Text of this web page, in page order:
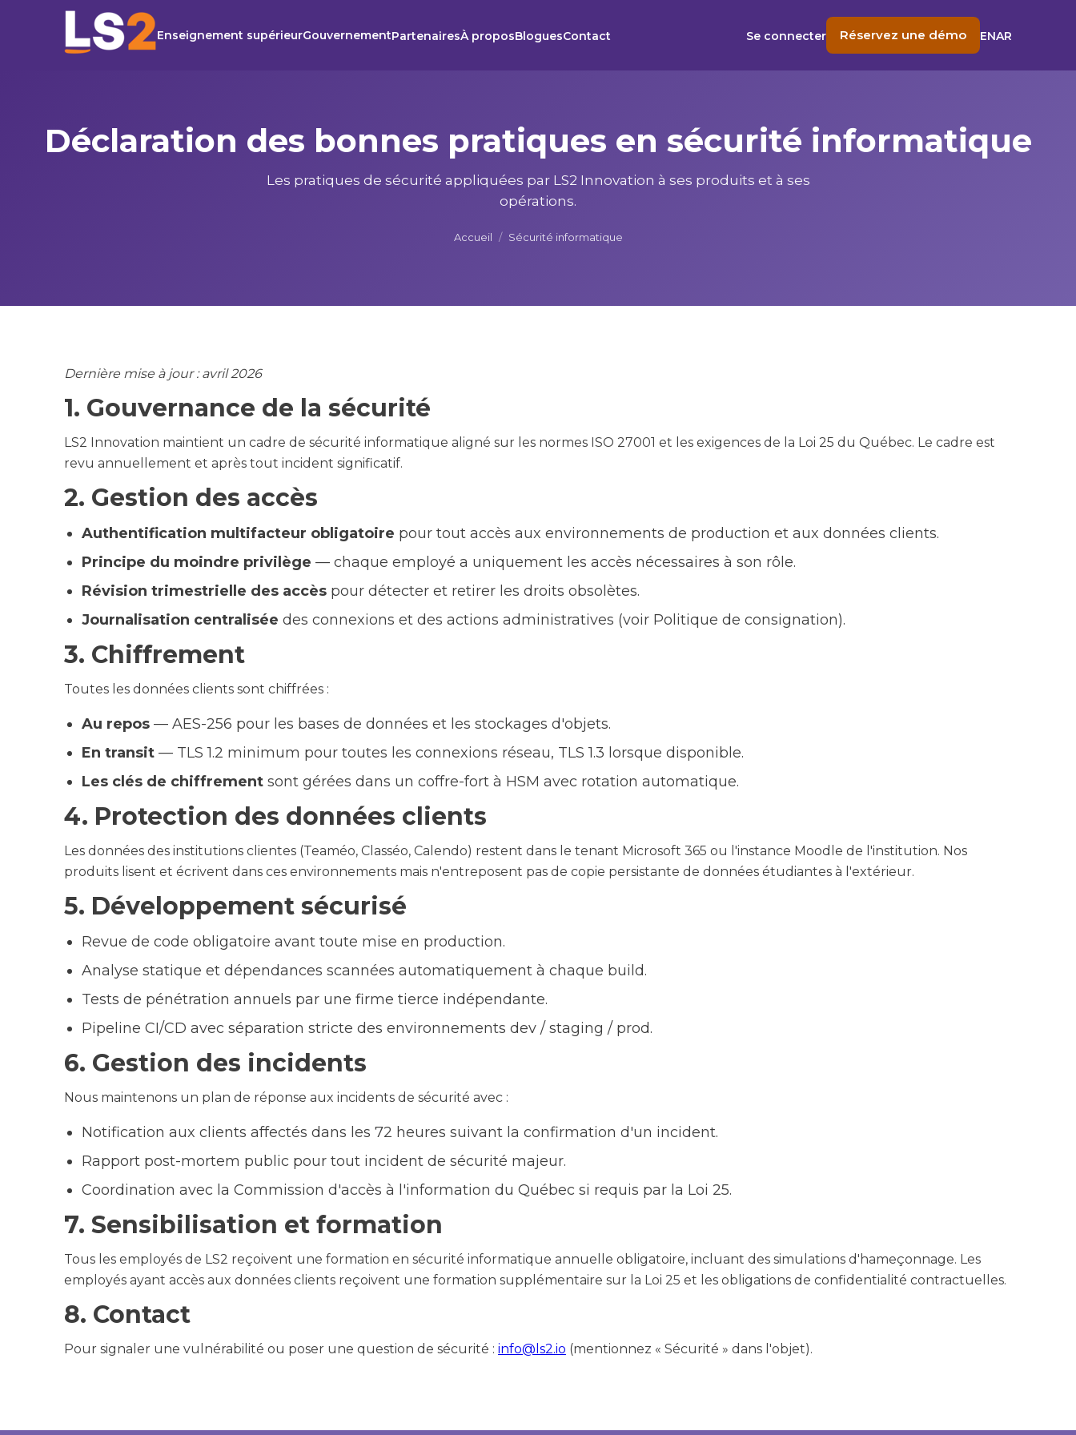
Enseignement supérieurGouvernementPartenairesÀ proposBloguesContact Se connecter Réservez une démo ENAR
Déclaration des bonnes pratiques en sécurité informatique
Les pratiques de sécurité appliquées par LS2 Innovation à ses produits et à ses
opérations.
Accueil / Sécurité informatique
Dernière mise à jour : avril 2026
1. Gouvernance de la sécurité
LS2 Innovation maintient un cadre de sécurité informatique aligné sur les normes ISO 27001 et les exigences de la Loi 25 du Québec. Le cadre est
revu annuellement et après tout incident significatif.
2. Gestion des accès
Authentification multifacteur obligatoire pour tout accès aux environnements de production et aux données clients.
Principe du moindre privilège — chaque employé a uniquement les accès nécessaires à son rôle.
Révision trimestrielle des accès pour détecter et retirer les droits obsolètes.
Journalisation centralisée des connexions et des actions administratives (voir Politique de consignation).
3. Chiffrement
Toutes les données clients sont chiffrées :
Au repos — AES-256 pour les bases de données et les stockages d'objets.
En transit — TLS 1.2 minimum pour toutes les connexions réseau, TLS 1.3 lorsque disponible.
Les clés de chiffrement sont gérées dans un coffre-fort à HSM avec rotation automatique.
4. Protection des données clients
Les données des institutions clientes (Teaméo, Classéo, Calendo) restent dans le tenant Microsoft 365 ou l'instance Moodle de l'institution. Nos
produits lisent et écrivent dans ces environnements mais n'entreposent pas de copie persistante de données étudiantes à l'extérieur.
5. Développement sécurisé
Revue de code obligatoire avant toute mise en production.
Analyse statique et dépendances scannées automatiquement à chaque build.
Tests de pénétration annuels par une firme tierce indépendante.
Pipeline CI/CD avec séparation stricte des environnements dev / staging / prod.
6. Gestion des incidents
Nous maintenons un plan de réponse aux incidents de sécurité avec :
Notification aux clients affectés dans les 72 heures suivant la confirmation d'un incident.
Rapport post-mortem public pour tout incident de sécurité majeur.
Coordination avec la Commission d'accès à l'information du Québec si requis par la Loi 25.
7. Sensibilisation et formation
Tous les employés de LS2 reçoivent une formation en sécurité informatique annuelle obligatoire, incluant des simulations d'hameçonnage. Les
employés ayant accès aux données clients reçoivent une formation supplémentaire sur la Loi 25 et les obligations de confidentialité contractuelles.
8. Contact
Pour signaler une vulnérabilité ou poser une question de sécurité : info@ls2.io (mentionnez « Sécurité » dans l'objet).